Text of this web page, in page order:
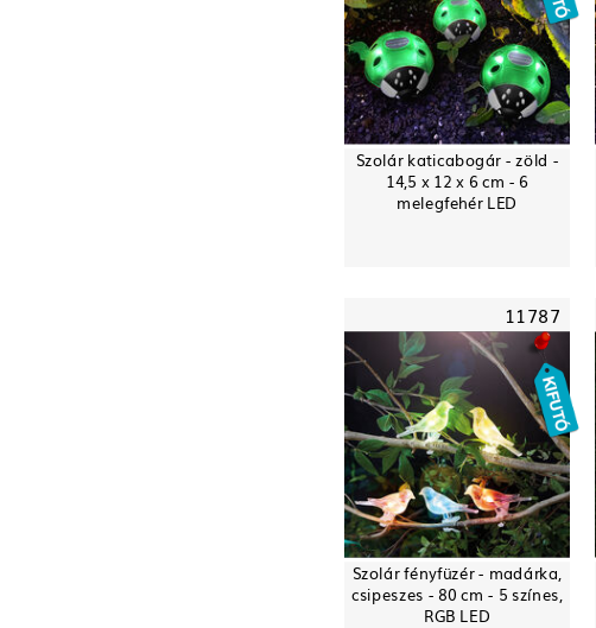
Szolár katicabogár - zöld -
14,5 x 12 x 6 cm - 6
melegfehér LED
11787
Szolár fényfüzér - madárka,
csipeszes - 80 cm - 5 színes,
RGB LED